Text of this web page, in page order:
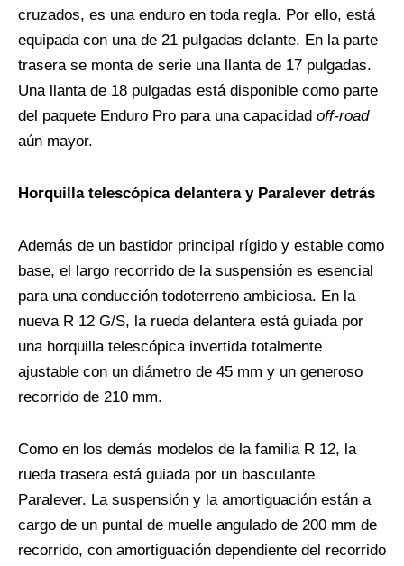
cruzados, es una enduro en toda regla. Por ello, está
equipada con una de 21 pulgadas delante. En la parte
trasera se monta de serie una llanta de 17 pulgadas.
Una llanta de 18 pulgadas está disponible como parte
del paquete Enduro Pro para una capacidad off-road
aún mayor.
Horquilla telescópica delantera y Paralever detrás
Además de un bastidor principal rígido y estable como
base, el largo recorrido de la suspensión es esencial
para una conducción todoterreno ambiciosa. En la
nueva R 12 G/S, la rueda delantera está guiada por
una horquilla telescópica invertida totalmente
ajustable con un diámetro de 45 mm y un generoso
recorrido de 210 mm.
Como en los demás modelos de la familia R 12, la
rueda trasera está guiada por un basculante
Paralever. La suspensión y la amortiguación están a
cargo de un puntal de muelle angulado de 200 mm de
recorrido, con amortiguación dependiente del recorrido